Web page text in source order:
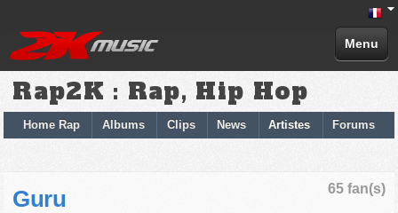
Menu
Rap2K : Rap, Hip Hop
Home Rap Albums Clips News Artistes Forums
65 fan(s)
Guru